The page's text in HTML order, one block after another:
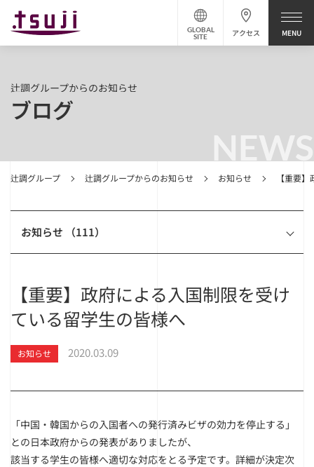
アクセス
GLOBAL
SITE
NEWS
辻調グループ 辻調グループからのお知らせ お知らせ 【重要
辻調グループからのお知らせ
ブログ
お知らせ （111）
【重要】政府による入国制限を受け
ている留学生の皆様へ
お知らせ 2020.03.09
「中国・韓国からの入国者への発行済みビザの効力を停止する」
との日本政府からの発表がありましたが、
該当する学生の皆様へ適切な対応をとる予定です。詳細が決定次